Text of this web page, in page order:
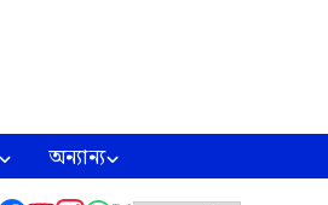
অন্যান্য